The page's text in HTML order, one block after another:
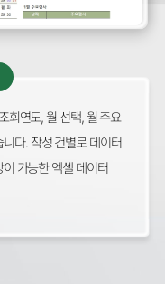
회연도, 월 선택, 월 주요
다. 작성 건별로 데이터
가능한 엑셀 데이터